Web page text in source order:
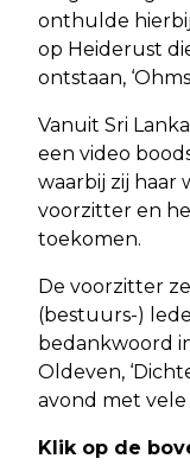
onthulde
op Heiderust
ontstaan,
Vanuit Sri
een video
waarbij zij haar
voorzitter en
toekomen.
De voorzitter
(bestuurs-)
bedankwoord
Oldeven,
avond met
Klik op de